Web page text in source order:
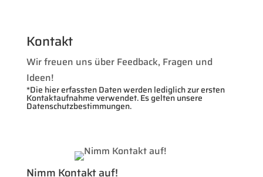
Kontakt
Wir freuen uns über Feedback, Fragen und
Ideen!
*Die hier erfassten Daten werden lediglich zur ersten
Kontaktaufnahme verwendet. Es gelten unsere
Datenschutzbestimmungen.
Nimm Kontakt auf!